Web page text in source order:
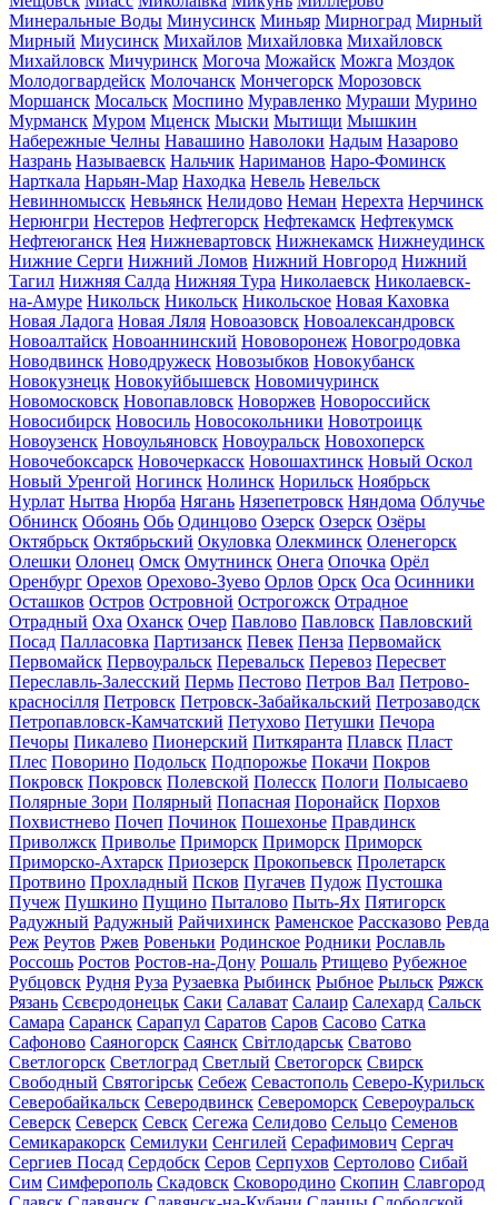
Минеральные Воды Минусинск Миньяр Мирноград Мирный
Мирный Миусинск Михайлов Михайловка Михайловск
Михайловск Мичуринск Могоча Можайск Можга Моздок
Молодогвардейск Молочанск Мончегорск Морозовск
Моршанск Мосальск Моспино Муравленко Мураши Мурино
Мурманск Муром Мценск Мыски Мытищи Мышкин
Набережные Челны Навашино Наволоки Надым Назарово
Назрань Называевск Нальчик Нариманов Наро-Фоминск
Нарткала Нарьян-Мар Находка Невель Невельск
Невинномысск Невьянск Нелидово Неман Нерехта Нерчинск
Нерюнгри Нестеров Нефтегорск Нефтекамск Нефтекумск
Нефтеюганск Нея Нижневартовск Нижнекамск Нижнеудинск
Нижние Серги Нижний Ломов Нижний Новгород Нижний
Тагил Нижняя Салда Нижняя Тура Николаевск Николаевск-
на-Амуре Никольск Никольск Никольское Новая Каховка
Новая Ладога Новая Ляля Новоазовск Новоалександровск
Новоалтайск Новоаннинский Нововоронеж Новогродовка
Новодвинск Новодружеск Новозыбков Новокубанск
Новокузнецк Новокуйбышевск Новомичуринск
Новомосковск Новопавловск Новоржев Новороссийск
Новосибирск Новосиль Новосокольники Новотроицк
Новоузенск Новоульяновск Новоуральск Новохоперск
Новочебоксарск Новочеркасск Новошахтинск Новый Оскол
Новый Уренгой Ногинск Нолинск Норильск Ноябрьск
Нурлат Нытва Нюрба Нягань Нязепетровск Няндома Облучье
Обнинск Обоянь Обь Одинцово Озерск Озерск Озёры
Октябрьск Октябрьский Окуловка Олекминск Оленегорск
Олешки Олонец Омск Омутнинск Онега Опочка Орёл
Оренбург Орехов Орехово-Зуево Орлов Орск Оса Осинники
Осташков Остров Островной Острогожск Отрадное
Отрадный Оха Оханск Очер Павлово Павловск Павловский
Посад Палласовка Партизанск Певек Пенза Первомайск
Первомайск Первоуральск Перевальск Перевоз Пересвет
Переславль-Залесский Пермь Пестово Петров Вал Петрово-
красносілля Петровск Петровск-Забайкальский Петрозаводск
Петропавловск-Камчатский Петухово Петушки Печора
Печоры Пикалево Пионерский Питкяранта Плавск Пласт
Плес Поворино Подольск Подпорожье Покачи Покров
Покровск Покровск Полевской Полесск Пологи Полысаево
Полярные Зори Полярный Попасная Поронайск Порхов
Похвистнево Почеп Починок Пошехонье Правдинск
Приволжск Приволье Приморск Приморск Приморск
Приморско-Ахтарск Приозерск Прокопьевск Пролетарск
Протвино Прохладный Псков Пугачев Пудож Пустошка
Пучеж Пушкино Пущино Пыталово Пыть-Ях Пятигорск
Радужный Радужный Райчихинск Раменское Рассказово Ревда
Реж Реутов Ржев Ровеньки Родинское Родники Рославль
Россошь Ростов Ростов-на-Дону Рошаль Ртищево Рубежное
Рубцовск Рудня Руза Рузаевка Рыбинск Рыбное Рыльск Ряжск
Рязань Сєвєродонецьк Саки Салават Салаир Салехард Сальск
Самара Саранск Сарапул Саратов Саров Сасово Сатка
Сафоново Саяногорск Саянск Світлодарськ Сватово
Светлогорск Светлоград Светлый Светогорск Свирск
Свободный Святогірськ Себеж Севастополь Северо-Курильск
Северобайкальск Северодвинск Североморск Североуральск
Северск Северск Севск Сегежа Селидово Сельцо Семенов
Семикаракорск Семилуки Сенгилей Серафимович Сергач
Сергиев Посад Сердобск Серов Серпухов Сертолово Сибай
Сим Симферополь Скадовск Сковородино Скопин Славгород